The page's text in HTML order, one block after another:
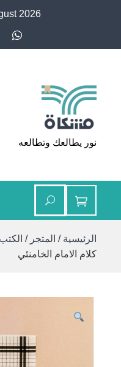
2026
مشكاة
نور يطالعك وتطالعه
الرئيسية / المتجر /
كلام الامام الخامنئي